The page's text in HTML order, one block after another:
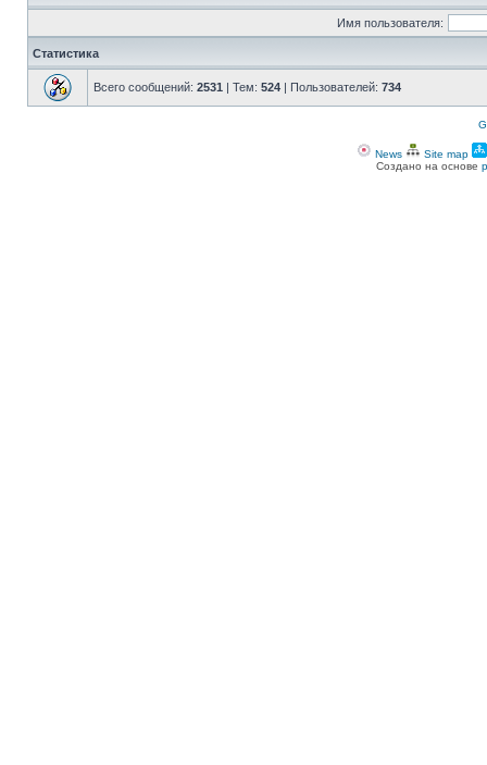
Имя пользователя:
Статистика
Всего сообщений: 2531 | Тем: 524 | Пользователей: 734
News Site map
Создано на основе